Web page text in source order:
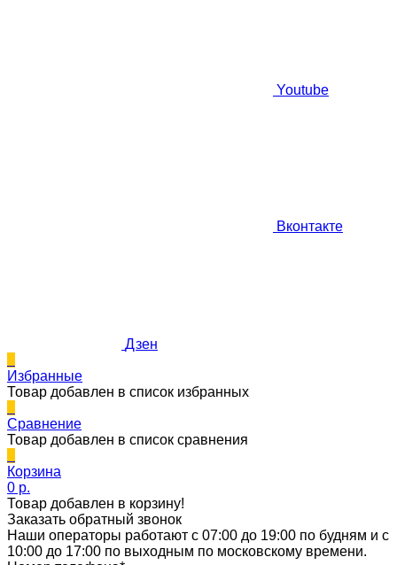
Youtube
Вконтакте
Дзен
Избранные
Товар добавлен в список избранных
Сравнение
Товар добавлен в список сравнения
Корзина
0 p.
Товар добавлен в корзину!
Заказать обратный звонок
Наши операторы работают с 07:00 до 19:00 по будням и с
10:00 до 17:00 по выходным по московскому времени.